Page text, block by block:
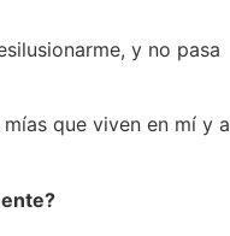
y no pasa
que viven en mí y a